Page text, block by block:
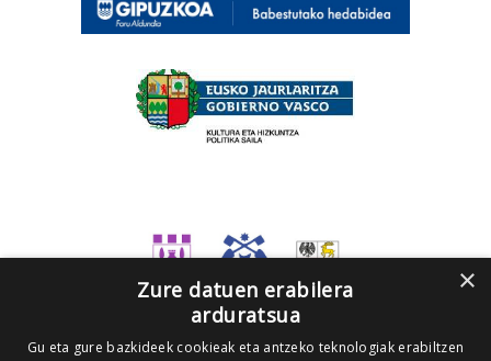
×
Zure datuen erabilera
arduratsua
Gu eta gure bazkideek cookieak eta antzeko teknologiak erabiltzen